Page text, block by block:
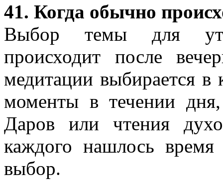
41. Когда обычно
Выбор темы для
происходит после
медитации выбирается в
моменты в течении
Даров или чтения
каждого нашлось время
выбор.